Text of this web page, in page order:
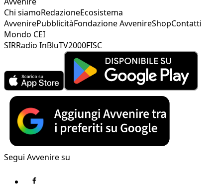
Chi siamoRedazioneEcosistema
AvvenirePubblicitàFondazione AvvenireShopContatti
Mondo CEI
SIRRadio InBluTV2000FISC
Segui Avvenire su